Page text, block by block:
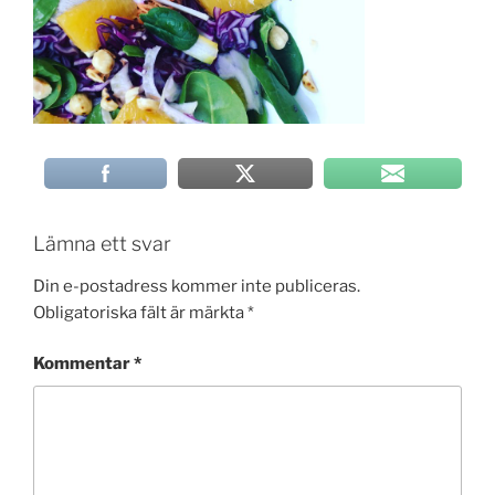
Lämna ett svar
Din e-postadress kommer inte publiceras.
Obligatoriska fält är märkta*
Kommentar*